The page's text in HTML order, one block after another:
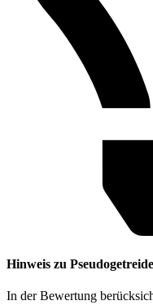
Hinweis zu
In der Bewertung